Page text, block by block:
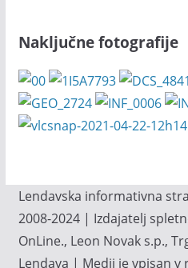
Naključne fotografije
Lendavska informativna
2008-2024 | Izdajatelj
OnLine., Leon Novak s.p.,
Lendava | Medij je vpisan